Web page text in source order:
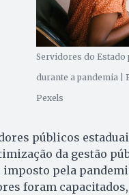
Servidores do Estado
durante a pandemia |
Pexels
públicos
da gestão
pela
foram